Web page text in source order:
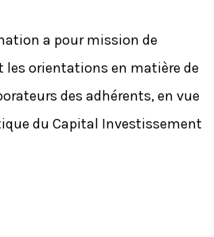
a pour mission de
orientations en matière de
des adhérents, en vue
du Capital Investissement